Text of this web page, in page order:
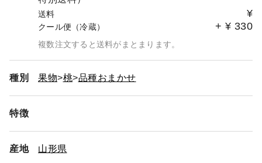
送料 ¥
クール便（冷蔵） + ¥ 330
複数注文すると送料がまとまります。
種別 果物 桃 品種おまかせ
特徴
産地 山形県